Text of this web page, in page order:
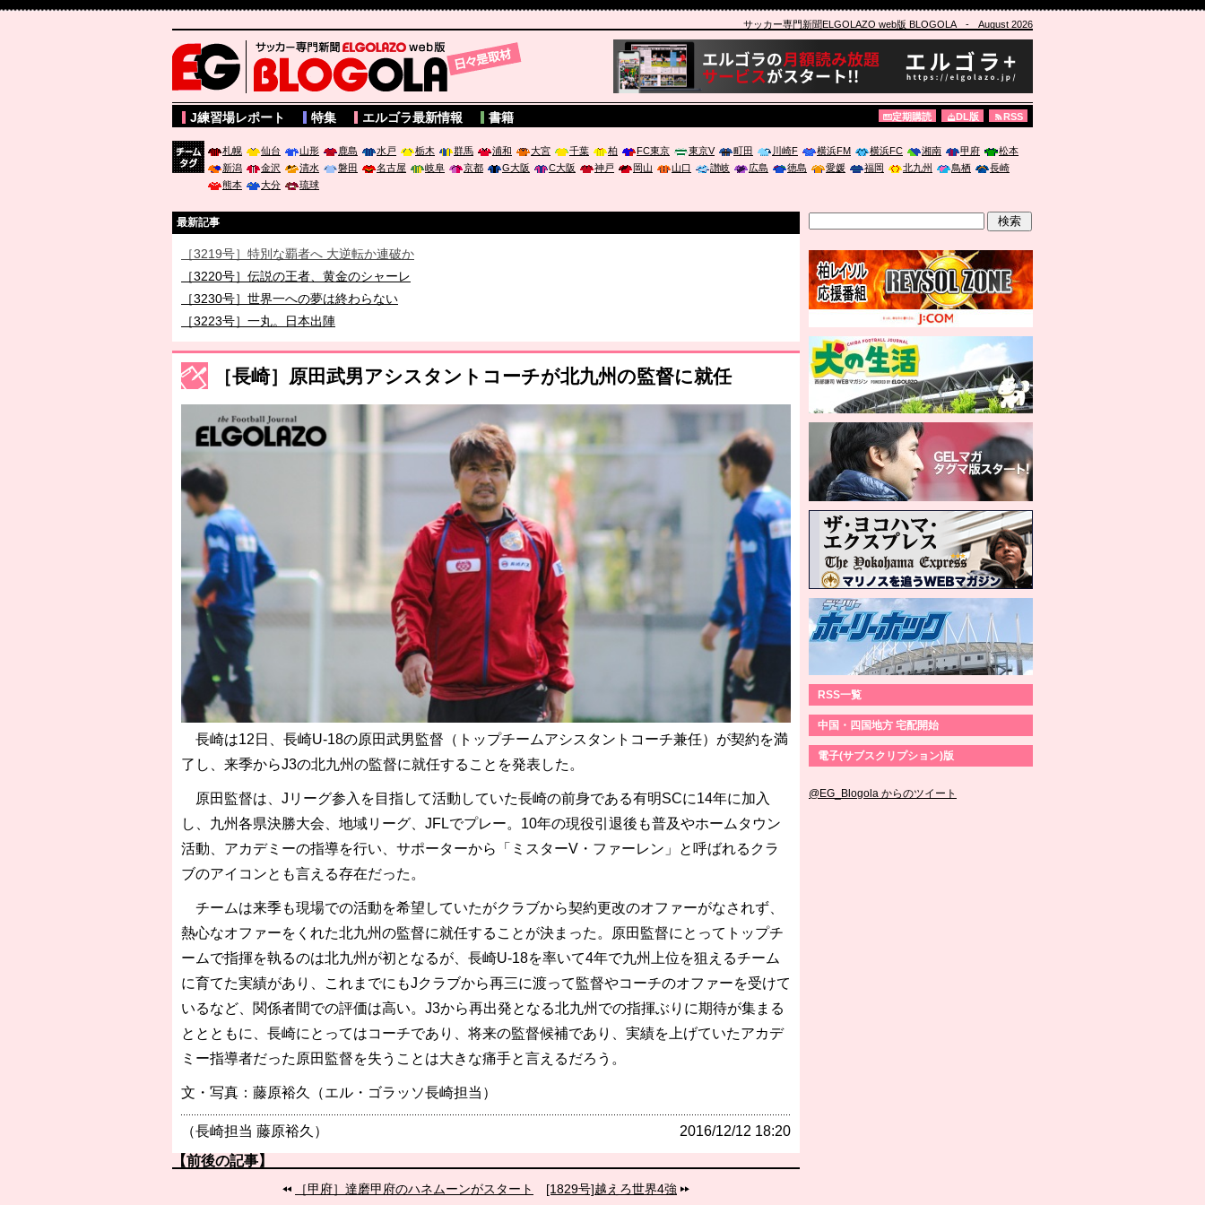
サッカー専門新聞ELGOLAZO web版 BLOGOLA- August 2026
サッカー専門新聞ELGOLAZO web版 BLOGOLA
J練習場レポート 特集 エルゴラ最新情報 書籍 定期購読 DL版 RSS
札幌 仙台 山形 鹿島 水戸 栃木 群馬 浦和 大宮 千葉 柏 FC東京 東京V 町田 川崎F 横浜FM 横浜FC 湘南 甲府
松本
新潟
金沢 清水 磐田 名古屋 岐阜 京都 G大阪 C大阪 神戸 岡山 山口 讃岐 広島 徳島 愛媛 福岡 北九州 鳥栖
長崎
熊本
大分 琉球
最新記事
［3219号］特別な覇者へ 大逆転か連破か
［3220号］伝説の王者、黄金のシャーレ
［3230号］世界一への夢は終わらない
［3223号］一丸。日本出陣
［3222号］史上最大のW杯開幕 注目は「個」
長谷川 アーリアジャスールさんがシンポジウム「気候変動から命を守る ～エネルギー危機時代の猛暑対策～」に登壇
［長崎］原田武男アシスタントコーチが北九州の監督に就任
長崎は12日、長崎U-18の原田武男監督（トップチームアシスタントコーチ兼任）が契約を満
了し、来季からJ3の北九州の監督に就任することを発表した。
原田監督は、Jリーグ参入を目指して活動していた長崎の前身である有明SCに14年に加入
し、九州各県決勝大会、地域リーグ、JFLでプレー。10年の現役引退後も普及やホームタウン
活動、アカデミーの指導を行い、サポーターから「ミスターV・ファーレン」と呼ばれるクラ
ブのアイコンとも言える存在だった。
チームは来季も現場での活動を希望していたがクラブから契約更改のオファーがなされず、
熱心なオファーをくれた北九州の監督に就任することが決まった。原田監督にとってトップチ
ームで指揮を執るのは北九州が初となるが、長崎U-18を率いて4年で九州上位を狙えるチーム
に育てた実績があり、これまでにもJクラブから再三に渡って監督やコーチのオファーを受けて
いるなど、関係者間での評価は高い。J3から再出発となる北九州での指揮ぶりに期待が集まる
ととともに、長崎にとってはコーチであり、将来の監督候補であり、実績を上げていたアカデ
ミー指導者だった原田監督を失うことは大きな痛手と言えるだろう。
文・写真：藤原裕久（エル・ゴラッソ長崎担当）
（長崎担当 藤原裕久） 2016/12/12 18:20
【前後の記事】
［甲府］達磨甲府のハネムーンがスタート [1829号]越えろ世界4強
RSS一覧
中国・四国地方 宅配開始
電子(サブスクリプション)版
@EG_Blogola からのツイート